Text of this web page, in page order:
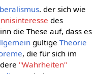
. der sich wie
des
die These auf, dass es
gültigeTheorie
, die für sich im
''Wahrheiten''